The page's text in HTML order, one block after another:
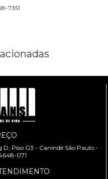
7351
Piso G3 - Canindé São Paulo -
071